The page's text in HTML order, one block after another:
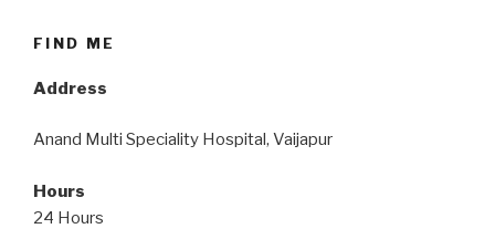
FIND ME
Address
Anand Multi Speciality Hospital, Vaijapur
Hours
24 Hours